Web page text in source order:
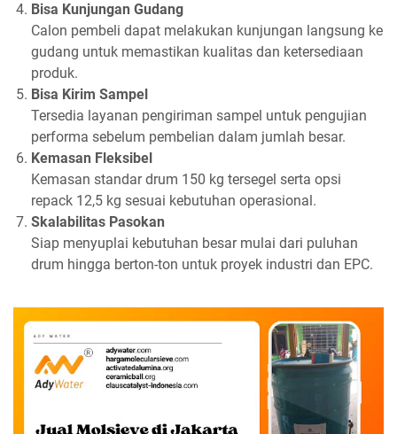
Bisa Kunjungan Gudang
Calon pembeli dapat melakukan kunjungan langsung ke
gudang untuk memastikan kualitas dan ketersediaan
produk.
Bisa Kirim Sampel
Tersedia layanan pengiriman sampel untuk pengujian
performa sebelum pembelian dalam jumlah besar.
Kemasan Fleksibel
Kemasan standar drum 150 kg tersegel serta opsi
repack 12,5 kg sesuai kebutuhan operasional.
Skalabilitas Pasokan
Siap menyuplai kebutuhan besar mulai dari puluhan
drum hingga berton-ton untuk proyek industri dan EPC.